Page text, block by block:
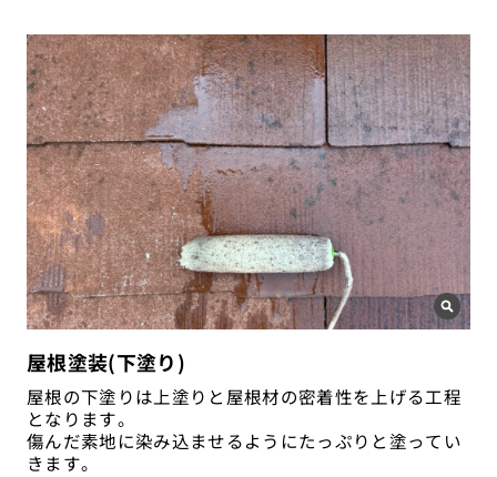
屋根塗装(下塗り)
屋根の下塗りは上塗りと屋根材の密着性を上げる工程
となります。
傷んだ素地に染み込ませるようにたっぷりと塗ってい
きます。